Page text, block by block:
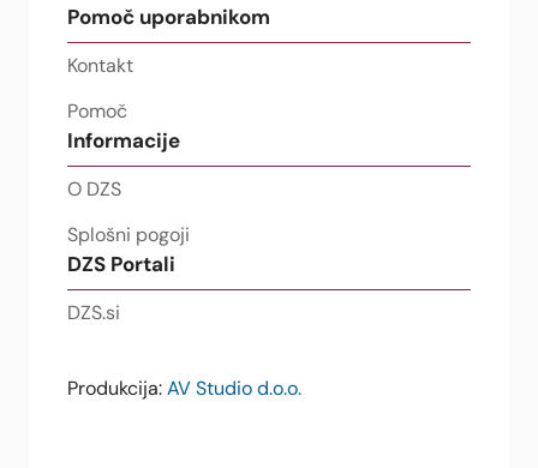
Pomoč uporabnikom
Kontakt
Pomoč
Informacije
O DZS
Splošni pogoji
DZS Portali
DZS.si
Produkcija: AV Studio d.o.o.